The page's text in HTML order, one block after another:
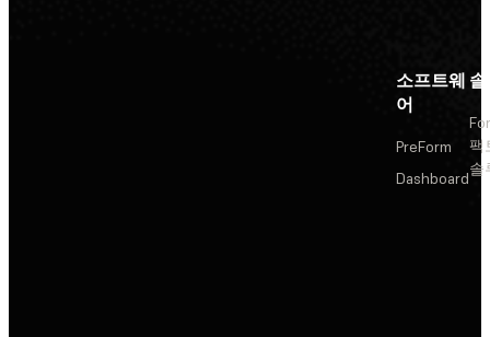
소프트웨
어
PreForm
Dashboard
팩
솔